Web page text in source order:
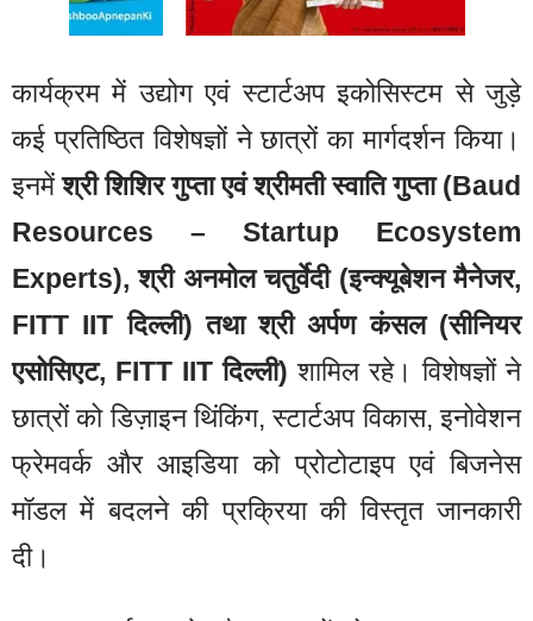
कार्यक्रम में उद्योग एवं स्टार्टअप इकोसिस्टम से जुड़े
कई प्रतिष्ठित विशेषज्ञों ने छात्रों का मार्गदर्शन किया।
इनमेंश्री शिशिर गुप्ता एवं श्रीमती स्वाति गुप्ता (Baud
Resources – Startup Ecosystem
Experts), श्री अनमोल चतुर्वेदी (इन्क्यूबेशन मैनेजर,
FITT IIT दिल्ली) तथा श्री अर्पण कंसल (सीनियर
एसोसिएट, FITT IIT दिल्ली) शामिल रहे। विशेषज्ञों ने
छात्रों को डिज़ाइन थिंकिंग, स्टार्टअप विकास, इनोवेशन
फ्रेमवर्क और आइडिया को प्रोटोटाइप एवं बिजनेस
मॉडल में बदलने की प्रक्रिया की विस्तृत जानकारी
दी।